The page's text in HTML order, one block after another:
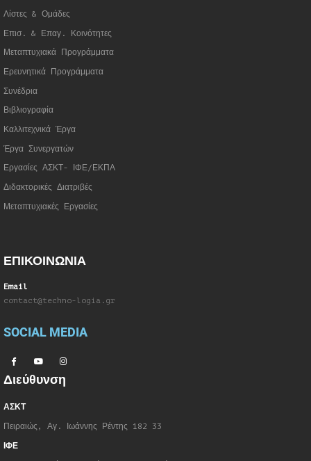
Λίστες & Ομάδες
Επισ. & Επαγ. Κοινότητες
Μεταπτυχιακά Προγράμματα
Ερευνητικά Προγράμματα
Συνέδρια
Βιβλιογραφία
Καλλιτεχνικά Έργα
Έργα Συνεργατών
Εργασίες ΑΣΚΤ- ΙΦΕ/ΕΚΠΑ
Διδακτορικές Διατριβές
Μεταπτυχιακές Εργασίες
ΕΠΙΚΟΙΝΩΝΙΑ
Email
contact@techno-logia.gr
SOCIAL MEDIA
Διεύθυνση
ΑΣΚΤ
Πειραιώς, Αγ. Ιωάννης Ρέντης 182 33
ΙΦΕ